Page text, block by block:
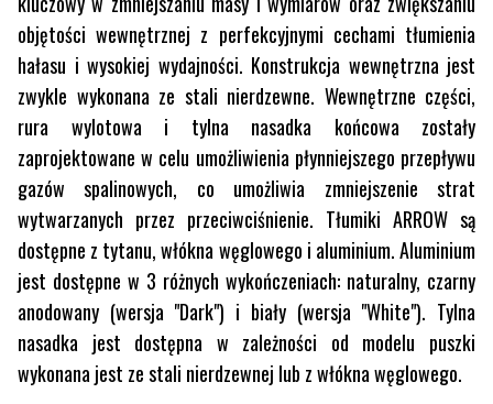
objętości wewnętrznej z perfekcyjnymi cechami tłumienia
hałasu i wysokiej wydajności. Konstrukcja wewnętrzna jest
zwykle wykonana ze stali nierdzewne. Wewnętrzne części,
rura wylotowa i tylna nasadka końcowa zostały
zaprojektowane w celu umożliwienia płynniejszego przepływu
gazów spalinowych, co umożliwia zmniejszenie strat
wytwarzanych przez przeciwciśnienie. Tłumiki ARROW są
dostępne z tytanu, włókna węglowego i aluminium. Aluminium
jest dostępne w 3 różnych wykończeniach: naturalny, czarny
anodowany (wersja "Dark") i biały (wersja "White"). Tylna
nasadka jest dostępna w zależności od modelu puszki
wykonana jest ze stali nierdzewnej lub z włókna węglowego.